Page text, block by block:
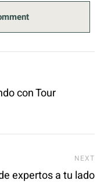
con Tour
NEXT
expertos a tu lado